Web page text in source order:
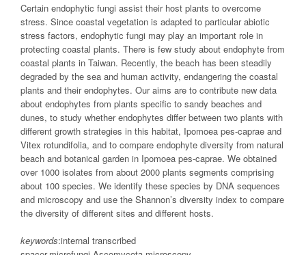
Certain endophytic fungi assist their host plants to overcome
stress. Since coastal vegetation is adapted to particular abiotic
stress factors, endophytic fungi may play an important role in
protecting coastal plants. There is few study about endophyte from
coastal plants in Taiwan. Recently, the beach has been steadily
degraded by the sea and human activity, endangering the coastal
plants and their endophytes. Our aims are to contribute new data
about endophytes from plants specific to sandy beaches and
dunes, to study whether endophytes differ between two plants with
different growth strategies in this habitat, Ipomoea pes-caprae and
Vitex rotundifolia, and to compare endophyte diversity from natural
beach and botanical garden in Ipomoea pes-caprae. We obtained
over 1000 isolates from about 2000 plants segments comprising
about 100 species. We identify these species by DNA sequences
and microscopy and use the Shannon’s diversity index to compare
the diversity of different sites and different hosts.
keywords:internal transcribed